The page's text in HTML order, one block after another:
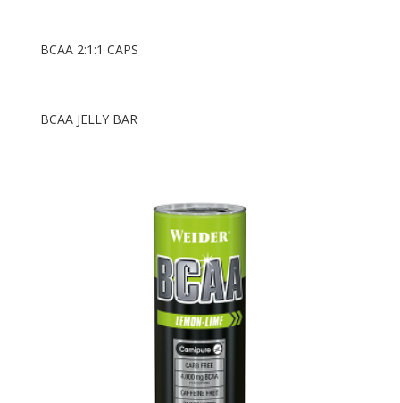
BCAA 2:1:1 CAPS
BCAA JELLY BAR